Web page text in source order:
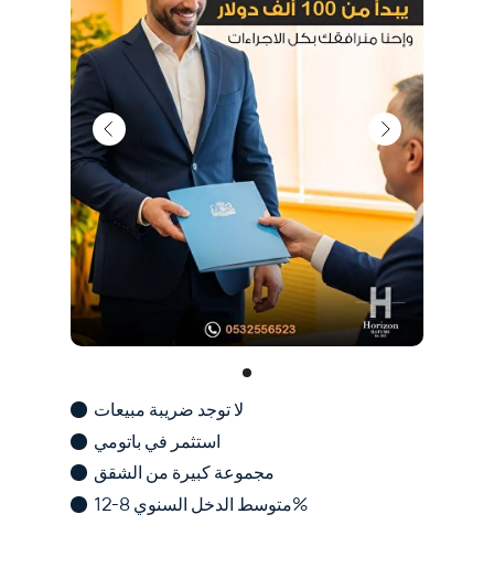
لا توجد ضريبة مبيعات
استثمر في باتومي
مجموعة كبيرة من الشقق
متوسط ​​الدخل السنوي 8-12%